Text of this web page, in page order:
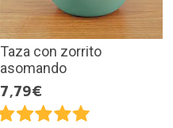
Taza con zorrito
asomando
7,79€